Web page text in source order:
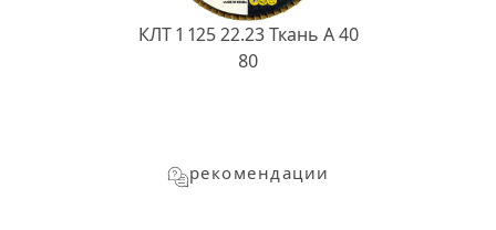
КЛТ 1 125 22.23 Ткань A 40
80
рекомендации